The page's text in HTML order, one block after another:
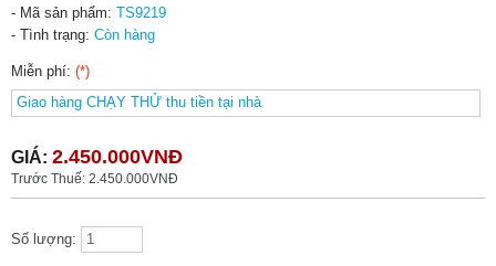
- Mã sản phẩm: TS9219
- Tình trạng: Còn hàng
Miễn phí: (*)
GIÁ: 2.450.000VNĐ
Trước Thuế: 2.450.000VNĐ
Số lượng: